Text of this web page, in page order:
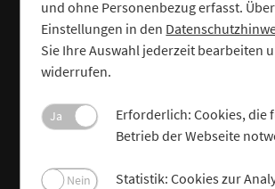
und ohne Personenbezug erfasst.
Einstellungen in den
Sie Ihre Auswahl jederzeit bearbeiten
widerrufen.
Ja
Erforderlich: Cookies, die
Betrieb der Webseite
Nein
Statistik: Cookies zur